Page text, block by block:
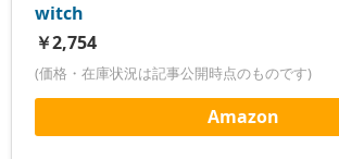
witch
￥2,754
(価格・在庫状況は記事公開時点のものです)
Amazon